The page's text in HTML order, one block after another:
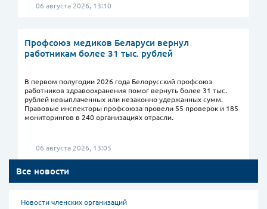
Все новости
Новости членских организаций
06 августа 2026, 13:10
Профсоюз медиков Беларуси вернул
работникам более 31 тыс. рублей
В первом полугодии 2026 года Белорусский профсоюз
работников здравоохранения помог вернуть более 31 тыс.
рублей невыплаченных или незаконно удержанных сумм.
Правовые инспекторы профсоюза провели 55 проверок и 185
мониторингов в 240 организациях отрасли.
06 августа 2026, 13:05